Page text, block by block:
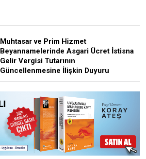
Muhtasar ve Prim Hizmet
Beyannamelerinde Asgari Ücret İstisna
Gelir Vergisi Tutarının
Güncellenmesine İlişkin Duyuru